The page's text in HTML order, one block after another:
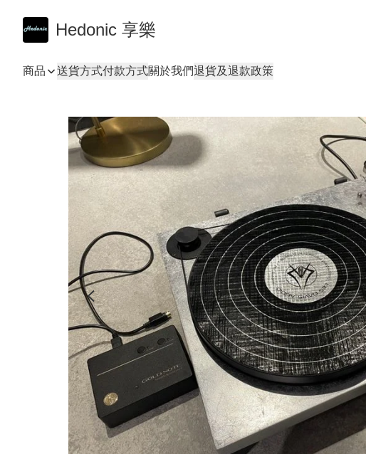
Hedonic 享樂
商品 送貨方式付款方式關於我們退貨及退款政策